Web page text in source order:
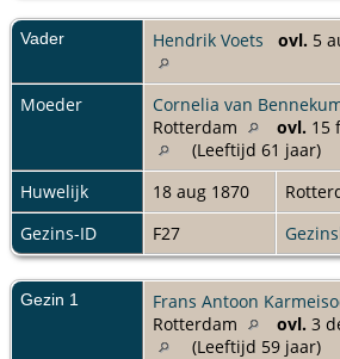
Vader Hendrik Voets ovl. 5
Moeder Cornelia van
Rotterdam
ovl. 15
(Leeftijd 61 jaar)
Huwelijk
18 aug 1870
Gezins-ID
F27
Gezin 1 Frans Antoon
Rotterdam
ovl. 3
(Leeftijd 59 jaar)